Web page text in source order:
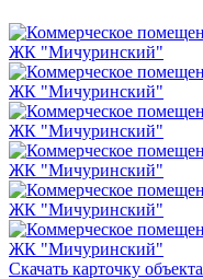
Скачать карточку объекта